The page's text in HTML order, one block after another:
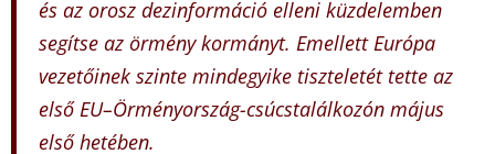
és az orosz dezinformáció elleni küzdelemben
segítse az örmény kormányt. Emellett Európa
vezetőinek szinte mindegyike tiszteletét tette az
első EU–Örményország-csúcstalálkozón május
első hetében.